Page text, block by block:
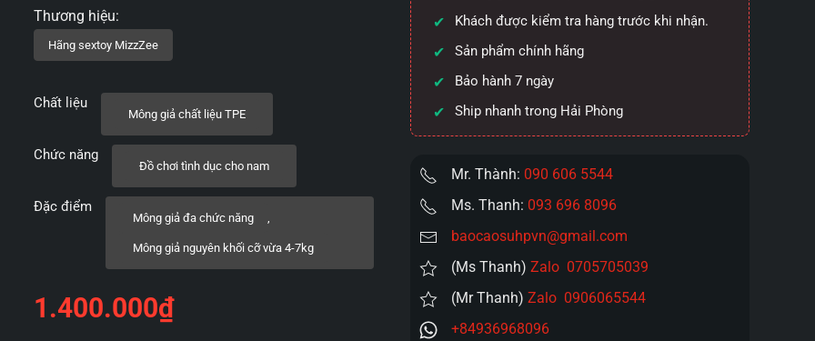
Chất liệu
Mông giả chất liệu TPE
Chức năng
Đồ chơi tình dục cho nam
Đặc điểm
Mông giả đa chức năng ,
Mông giả nguyên khối cỡ vừa 4-7kg
1.400.000₫
Khách được kiểm tra hàng trước khi nhận.
Sản phẩm chính hãng
Bảo hành 7 ngày
Ship nhanh trong Hải Phòng
Mr. Thành: 090 606 5544
Ms. Thanh: 093 696 8096
baocaosuhpvn@gmail.com
(Ms Thanh) Zalo 0705705039
(Mr Thanh) Zalo 0906065544
+84936968096